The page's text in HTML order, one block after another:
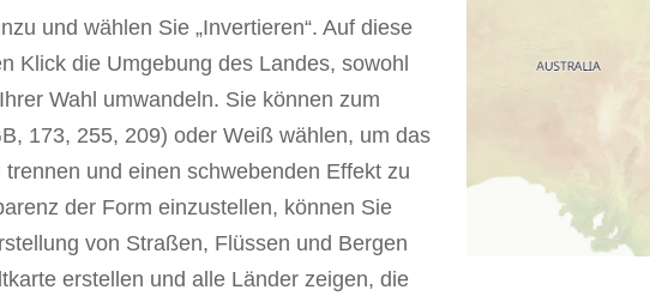
und wählen Sie „Invertieren“. Auf diese
Klick die Umgebung des Landes, sowohl
Wahl umwandeln. Sie können zum
173, 255, 209) oder Weiß wählen, um das
und einen schwebenden Effekt zu
der Form einzustellen, können Sie
von Straßen, Flüssen und Bergen
erstellen und alle Länder zeigen, die